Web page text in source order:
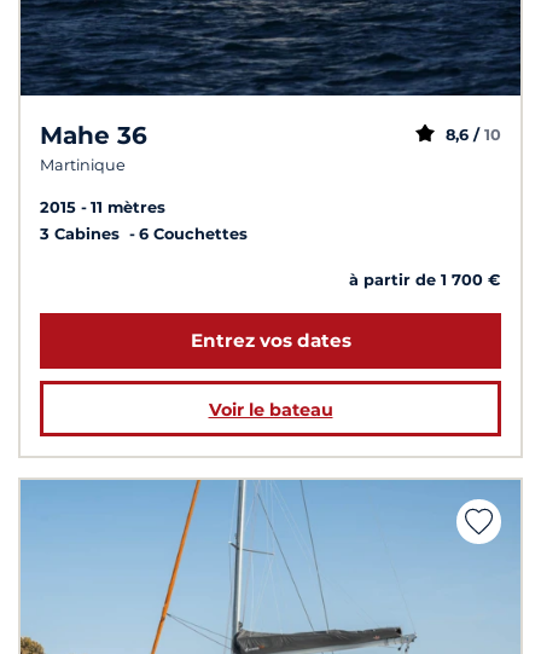
Mahe 36
Martinique
8,6 / 10
2015
11 mètres
3 Cabines
6 Couchettes
à partir de 1 700 €
Entrez vos dates
Voir le bateau